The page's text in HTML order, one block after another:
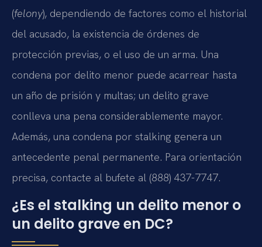
(felony), dependiendo de factores como el historial
del acusado, la existencia de órdenes de
protección previas, o el uso de un arma. Una
condena por delito menor puede acarrear hasta
un año de prisión y multas; un delito grave
conlleva una pena considerablemente mayor.
Además, una condena por stalking genera un
antecedente penal permanente. Para orientación
precisa, contacte al bufete al (888) 437-7747.
¿Es el stalking un delito menor o
un delito grave en DC?